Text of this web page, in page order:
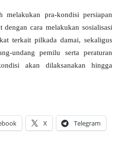
melakukan pra-kondisi persiapan
dengan cara melakukan sosialisasi
terkait pilkada damai, sekaligus
undang pemilu serta peraturan
akan dilaksanakan hingga
X Telegram